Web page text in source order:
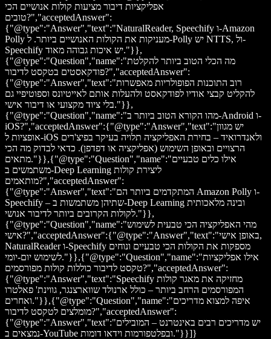
אפליקציות דיבור מציעות קולות אנושיים הכי
טובים?","acceptedAnswer":
{"@type":"Answer","text":"NaturalReader, Speechify ו-Amazon
Polly מעניקות את הקולות האנושיים ביותר. ל-Polly יש NTTS, ול-
Speechify יש איכות גבוהה מאוד."}},
{"@type":"Question","name":"מה הכלי הטוב ביותר להקלטת
פודקאסטים בטקסט לדיבור?","acceptedAnswer":
{"@type":"Answer","text":"רוב התוכנות הפופולריות מאפשרות
להקליט קבצי אודיו לפודקאסט ולהעלות אותם לאייטיונס וספוטיפיי גם
בלי ציוד מקצועי או דיבור אישי."}},
{"@type":"Question","name":"מהו הקורא הטוב ביותר ב-Android ו-
iOS?","acceptedAnswer":{"@type":"Answer","text":"יש מגוון
אופציות ל-iOS ולאנדרואיד – בחירת האפליקציה תלויה בעיקר בפיצ'רים
הרצויים ובאופן השימוש (אפליקציה או דפדפן). כדאי לבדוק מה הכי
מתאים."}},{"@type":"Question","name":"אילו כלים טבעיים
משתמשים ב-Deep Learning ליצירת קולות
מותאמים?","acceptedAnswer":
{"@type":"Answer","text":"המתקדמים ביותר הם Amazon Polly ו-
Speechify – שתיהן משתמשות ב-Deep Learning ובינה מלאכותית
לקולות הקרובים ביותר לדיבור אנושי."}},
{"@type":"Question","name":"מהי האפליקציה הכי טבעית לשימוש
אישי?","acceptedAnswer":{"@type":"Answer","text":"באופן אישי,
NaturalReader ו-Speechify מספקות את הקולות הכי טבעיים ונוחים
לשימוש יום-יומי."}},{"@type":"Question","name":"אילו אפליקציות
טקסט לדיבור כוללות קולות מפורסמים?","acceptedAnswer":
{"@type":"Answer","text":"Speechify מחזיקה את מאגר קולות
המפורסמים הרחב ביותר – כולל ארנולד שווארצנגר, גווינת' פאלטרו
ואחרים."}},{"@type":"Question","name":"איפה למצוא מדריכים
מומלצים לטקסט לדיבור?","acceptedAnswer":
{"@type":"Answer","text":"יש מדריכים רבים באינטרנט – המובילים
נמצאים ב-YouTube ובפלטפורמות וידאו דומות."}}]}